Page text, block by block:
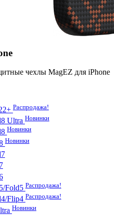
чехлы MagEZ для iPhone
Распродажа!
Ultra Новинки
Новинки
Новинки
Fold5 Распродажа!
Flip4 Распродажа!
Новинки